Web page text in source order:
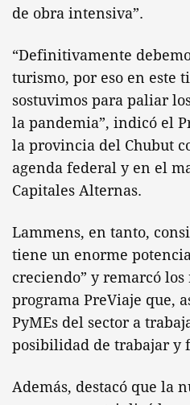
de obra intensiva”.
“Definitivamente
turismo, por eso en este
sostuvimos para paliar
la pandemia”, indicó el
la provincia del Chubut
agenda federal y en el
Capitales Alternas.
Lammens, en tanto,
tiene un enorme
creciendo” y remarcó los
programa PreViaje que,
PyMEs del sector a
posibilidad de trabajar y
Además, destacó que la